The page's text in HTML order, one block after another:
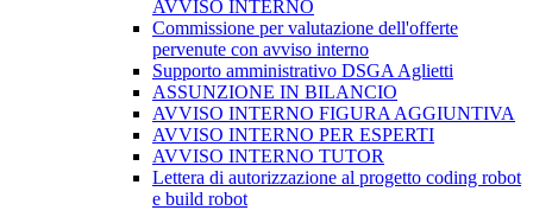
AVVISO INTERNO
Commissione per valutazione dell'offerte
pervenute con avviso interno
Supporto amministrativo DSGA Aglietti
ASSUNZIONE IN BILANCIO
AVVISO INTERNO FIGURA AGGIUNTIVA
AVVISO INTERNO PER ESPERTI
AVVISO INTERNO TUTOR
Lettera di autorizzazione al progetto coding robot
e build robot